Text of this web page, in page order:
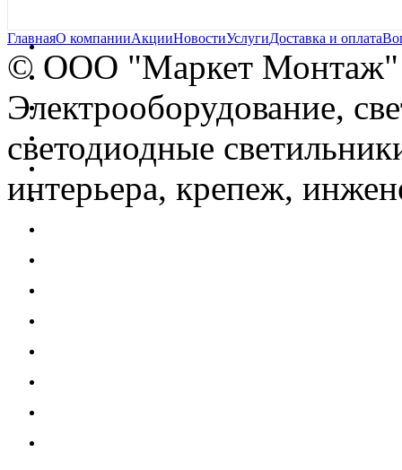
ГлавнаяО компанииАкцииНовостиУслугиДоставка и оплата
© OOO "Маркет Монтаж"
Электрооборудование,
светодиодные
интерьера, крепеж,